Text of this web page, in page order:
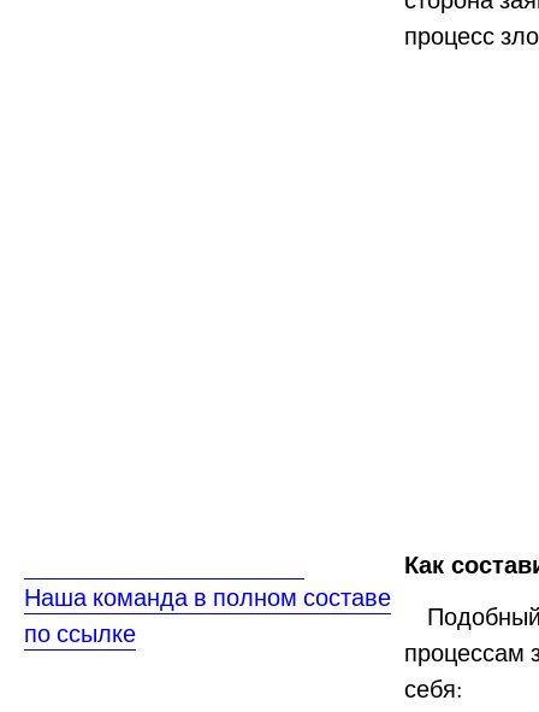
Наша команда в полном составе
по ссылке
процесс
Как
Подобный
процессам
себя: